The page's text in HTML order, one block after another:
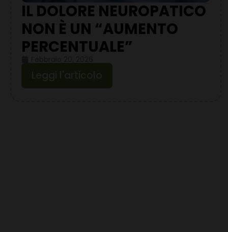
IL DOLORE NEUROPATICO
NON È UN “AUMENTO
PERCENTUALE”
Leggi l'articolo